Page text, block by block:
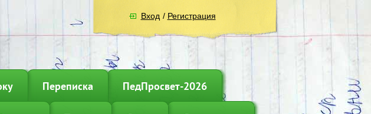
Вход / Регистрация
Переписка ПедПросвет-2026